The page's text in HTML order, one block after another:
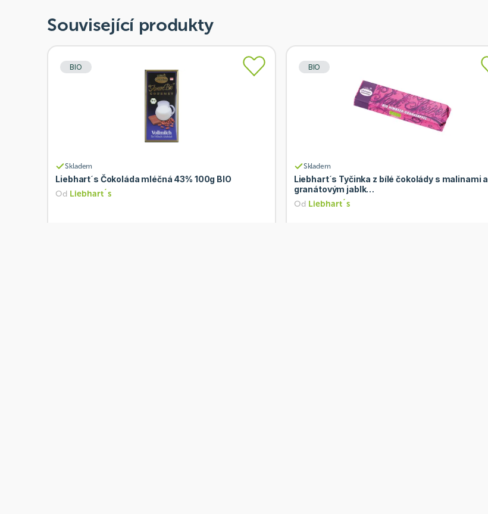
Související produkty
BIO
Skladem
Liebhart´s Čokoláda mléčná 43% 100g BIO
Od Liebhart´s
BIO
Skladem
Liebhart´s Tyčinka z bílé čokolády s malinami a
granátovým jablk…
Od Liebhart´s